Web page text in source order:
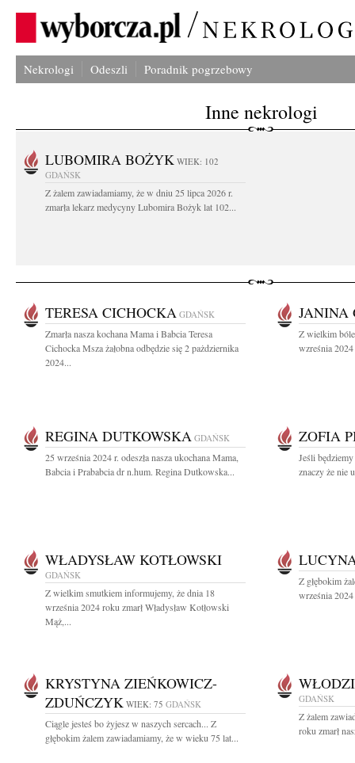
Nekrologi Odeszli Poradnik pogrzebowy
Inne nekrologi
LUBOMIRA BOŻYK WIEK: 102
GDAŃSK
Z żalem zawiadamiamy, że w dniu 25 lipca 2026 r.
zmarła lekarz medycyny Lubomira Bożyk lat 102...
TERESA CICHOCKA GDAŃSK
Zmarła nasza kochana Mama i Babcia Teresa
Cichocka Msza żałobna odbędzie się 2 pażdziernika
2024...
JANINA
Z wielkim
wzreśnia 2024
REGINA DUTKOWSKA GDAŃSK
25 września 2024 r. odeszła nasza ukochana Mama,
Babcia i Prababcia dr n.hum. Regina Dutkowska...
ZOFIA
Jeśli
znaczy że nie
WŁADYSŁAW KOTŁOWSKI
GDAŃSK
Z wielkim smutkiem informujemy, że dnia 18
września 2024 roku zmarł Władysław Kotłowski
Mąż,...
Z głębokim
września 2024
KRYSTYNA ZIEŃKOWICZ-
ZDUŃCZYK WIEK: 75 GDAŃSK
Ciągle jesteś bo żyjesz w naszych sercach... Z
głębokim żalem zawiadamiamy, że w wieku 75 lat...
GDAŃSK
Z żalem
roku zmarł